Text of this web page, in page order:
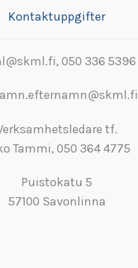
Kontaktuppgifter
050 336 5396
tf.
Tammi, 050 364 4775
Puistokatu 5
57100 Savonlinna